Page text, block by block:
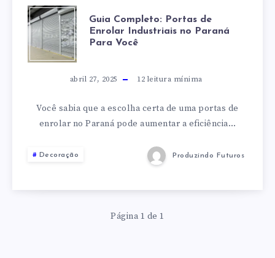
GUIA
COMPLETO:
PORTAS
DE
ENROLAR
INDUSTRIAIS
NO
PARANÁ
Guia Completo: Portas de
Enrolar Industriais no Paraná
Para Você
abril 27, 2025 12 leitura mínima
Você sabia que a escolha certa de uma portas de
enrolar no Paraná pode aumentar a eficiência…
Decoração Produzindo Futuros
Página 1 de 1